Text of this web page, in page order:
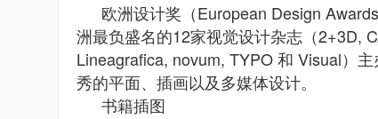
欧洲设计奖（European Design
洲最负盛名的12家视觉设计杂志（2+3D,
Lineagrafica, novum, TYPO 和 Visual）
秀的平面、插画以及多媒体设计。
书籍插图